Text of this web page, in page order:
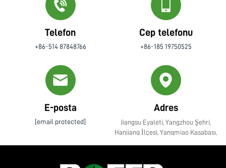
Telefon
+86-514 87848766
Cep telefonu
+86-185 19750525
E-posta
[email protected]
Adres
Jiangsu Eyaleti, Yangzhou Şehri,
Hanjiang İlçesi, Yangmiao Kasabası,